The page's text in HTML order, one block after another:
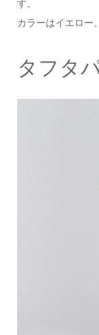
す。
カラーはイエロー
タフタ